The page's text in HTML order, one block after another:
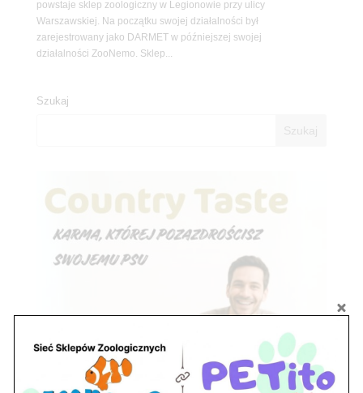
powstaje sklep zoologiczny w Legionowie przy ulicy
Warszawskiej. Na początku swojej działalności był
zarejestrowany jako DARMET w późniejszej swojej
działalności ZooNemo. Sklep...
Szukaj